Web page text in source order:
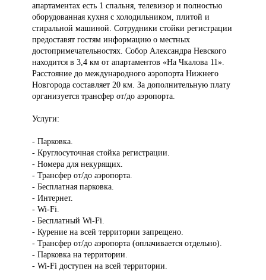
апартаментах есть 1 спальня, телевизор и полностью
оборудованная кухня с холодильником, плитой и
стиральной машиной. Сотрудники стойки регистрации
предоставят гостям информацию о местных
достопримечательностях. Собор Александра Невского
находится в 3,4 км от апартаментов «На Чкалова 11».
Расстояние до международного аэропорта Нижнего
Новгорода составляет 20 км. За дополнительную плату
организуется трансфер от/до аэропорта.
Услуги:
- Парковка.
- Круглосуточная стойка регистрации.
- Номера для некурящих.
- Трансфер от/до аэропорта.
- Бесплатная парковка.
- Интернет.
- Wi-Fi.
- Бесплатный Wi-Fi.
- Курение на всей территории запрещено.
- Трансфер от/до аэропорта (оплачивается отдельно).
- Парковка на территории.
- Wi-Fi доступен на всей территории.